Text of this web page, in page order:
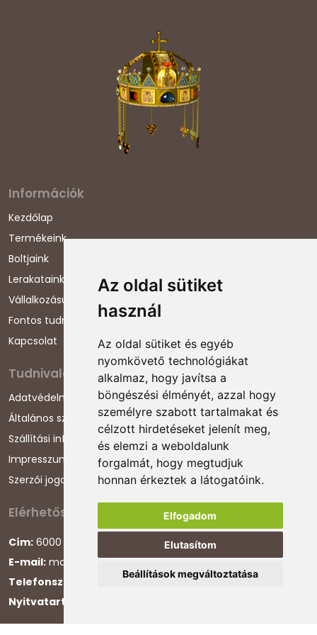
Az oldal sütiket
használ
Az oldal sütiket és egyéb
nyomkövető technológiákat
alkalmaz, hogy javítsa a
böngészési élményét, azzal hogy
személyre szabott tartalmakat és
célzott hirdetéseket jelenít meg,
és elemzi a weboldalunk
forgalmát, hogy megtudjuk
honnan érkeztek a látogatóink.
Elfogadom
Elutasítom
Beállítások megváltoztatása
Információk
Kezdőlap
Termékeink
Boltjaink
Lerakataink
Vállalkozásunkról
Fontos tudnivalók
Kapcsolat
Tudnivalók
Adatvédelmi nyilatkozat
Általános szerződési feltételek
Szállítási információk
Impresszum
Szerzői jogok
Elérhetőségeink
Cím: 6000 Kecskemét, Darázs utca 1.
E-mail: magyarcsaladellato@gmail.com
Telefonszám:
+36 30 868 88 75
Nyitvatartás: